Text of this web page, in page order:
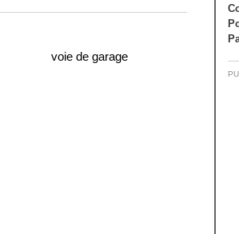
voie de garage